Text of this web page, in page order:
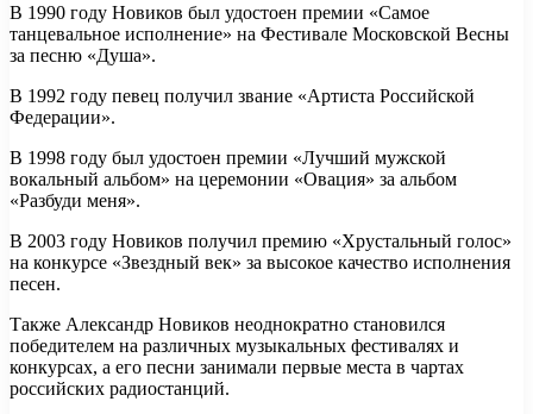
В 1990 году Новиков был удостоен премии «Самое
танцевальное исполнение» на Фестивале Московской Весны
за песню «Душа».
В 1992 году певец получил звание «Артиста Российской
Федерации».
В 1998 году был удостоен премии «Лучший мужской
вокальный альбом» на церемонии «Овация» за альбом
«Разбуди меня».
В 2003 году Новиков получил премию «Хрустальный голос»
на конкурсе «Звездный век» за высокое качество исполнения
песен.
Также Александр Новиков неоднократно становился
победителем на различных музыкальных фестивалях и
конкурсах, а его песни занимали первые места в чартах
российских радиостанций.